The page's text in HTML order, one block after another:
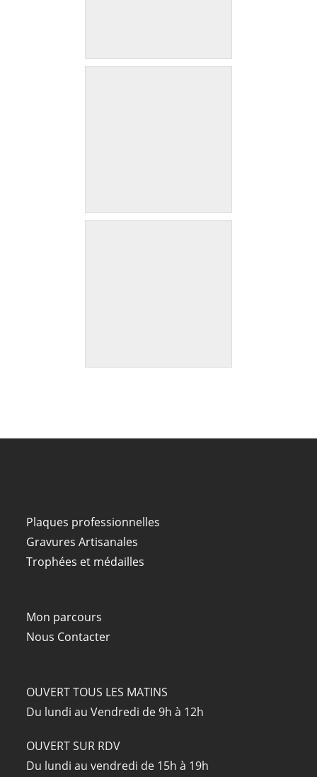
Plaques professionnelles
Gravures Artisanales
Trophées et médailles
Mon parcours
Nous Contacter
OUVERT TOUS LES MATINS
Du lundi au Vendredi de 9h à 12h
OUVERT SUR RDV
Du lundi au vendredi de 15h à 19h